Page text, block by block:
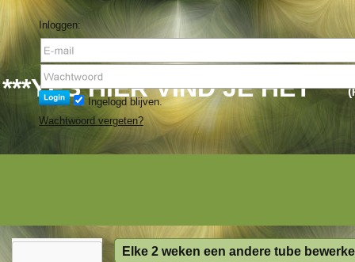
Inloggen:
Ingelogd blijven.
Wachtwoord vergeten?
***YES HIER VIND JE HET*** (
Elke 2 weken een andere tube